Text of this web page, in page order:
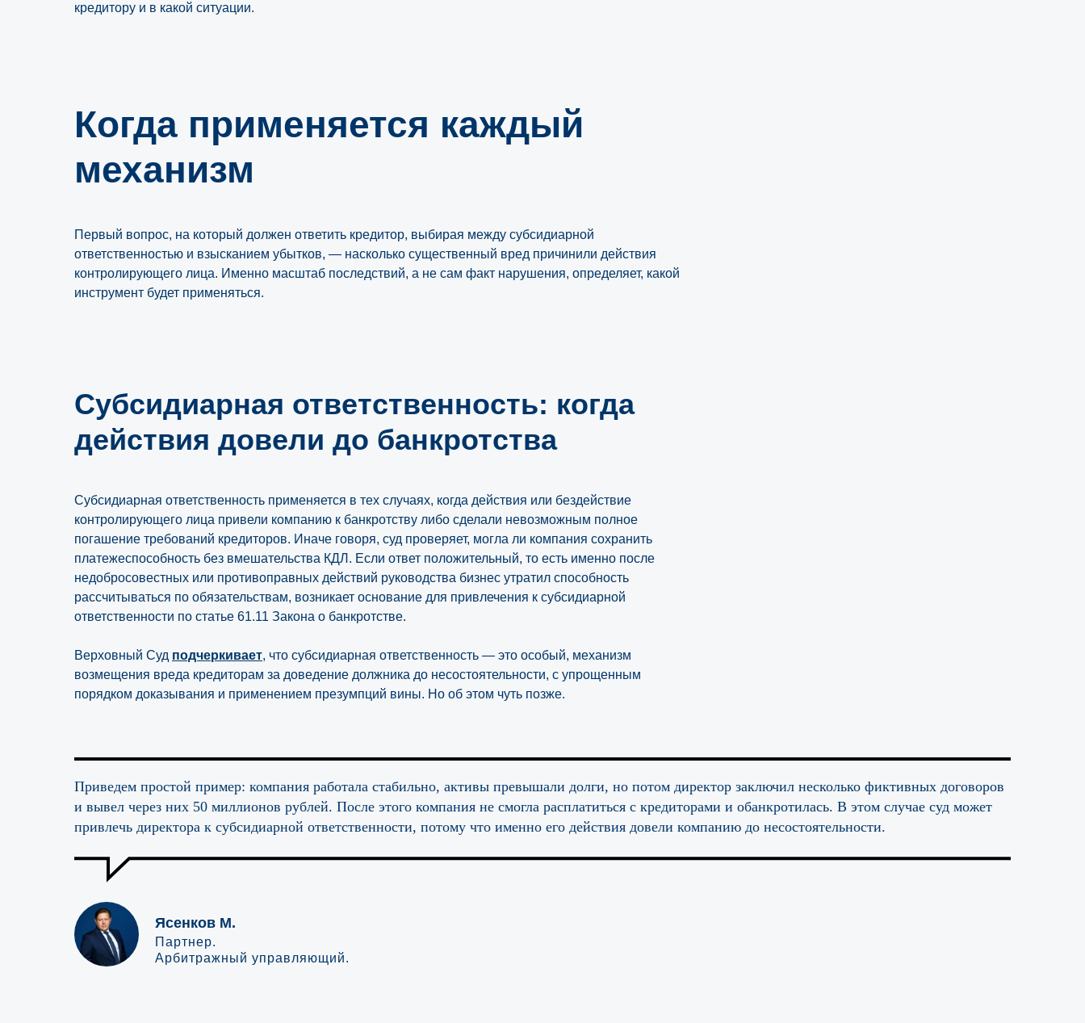
кредитору и в какой ситуации.
Когда применяется каждый
механизм
Первый вопрос, на который должен ответить кредитор, выбирая между субсидиарной
ответственностью и взысканием убытков, — насколько существенный вред причинили действия
контролирующего лица. Именно масштаб последствий, а не сам факт нарушения, определяет, какой
инструмент будет применяться.
Субсидиарная ответственность: когда
действия довели до банкротства
Субсидиарная ответственность применяется в тех случаях, когда действия или бездействие
контролирующего лица привели компанию к банкротству либо сделали невозможным полное
погашение требований кредиторов. Иначе говоря, суд проверяет, могла ли компания сохранить
платежеспособность без вмешательства КДЛ. Если ответ положительный, то есть именно после
недобросовестных или противоправных действий руководства бизнес утратил способность
рассчитываться по обязательствам, возникает основание для привлечения к субсидиарной
ответственности по статье 61.11 Закона о банкротстве.
Верховный Суд подчеркивает, что субсидиарная ответственность — это особый, механизм
возмещения вреда кредиторам за доведение должника до несостоятельности, с упрощенным
порядком доказывания и применением презумпций вины. Но об этом чуть позже.
Приведем простой пример: компания работала стабильно, активы превышали долги, но потом директор заключил несколько фиктивных договоров
и вывел через них 50 миллионов рублей. После этого компания не смогла расплатиться с кредиторами и обанкротилась. В этом случае суд может
привлечь директора к субсидиарной ответственности, потому что именно его действия довели компанию до несостоятельности.
Ясенков М.
Партнер.
Арбитражный управляющий.